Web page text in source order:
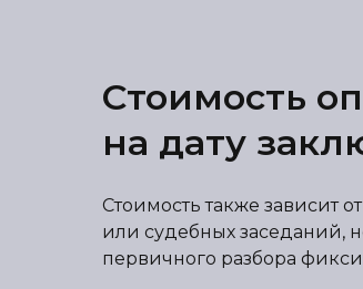
Стоимость
на дату
Стоимость также зависит
или судебных заседаний,
первичного разбора